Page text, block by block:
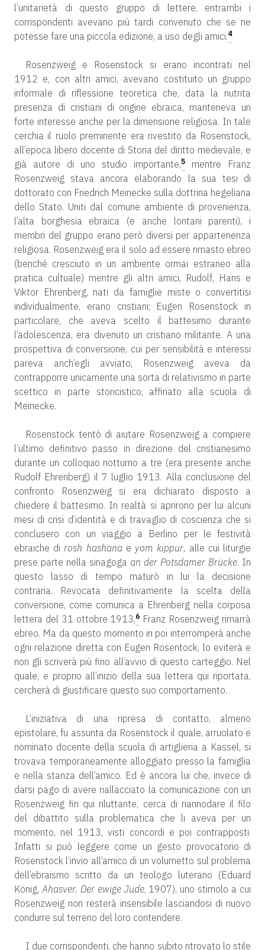
l’unitarietà di questo gruppo di lettere, entrambi i
corrispondenti avevano più tardi convenuto che se ne
potesse fare una piccola edizione, a uso degli amici.4
Rosenzweig e Rosenstock si erano incontrati nel
1912 e, con altri amici, avevano costituito un gruppo
informale di riflessione teoretica che, data la nutrita
presenza di cristiani di origine ebraica, manteneva un
forte interesse anche per la dimensione religiosa. In tale
cerchia il ruolo preminente era rivestito da Rosenstock,
all’epoca libero docente di Storia del diritto medievale, e
già autore di uno studio importante,5
mentre Franz
Rosenzweig stava ancora elaborando la sua tesi di
dottorato con Friedrich Meinecke sulla dottrina hegeliana
dello Stato. Uniti dal comune ambiente di provenienza,
l’alta borghesia ebraica (e anche lontani parenti), i
membri del gruppo erano però diversi per appartenenza
religiosa. Rosenzweig era il solo ad essere rimasto ebreo
(benché cresciuto in un ambiente ormai estraneo alla
pratica cultuale) mentre gli altri amici, Rudolf, Hans e
Viktor Ehrenberg, nati da famiglie miste o convertitisi
individualmente, erano cristiani; Eugen Rosenstock in
particolare, che aveva scelto il battesimo durante
l’adolescenza, era divenuto un cristiano militante. A una
prospettiva di conversione, cui per sensibilità e interessi
pareva anch’egli avviato, Rosenzweig aveva da
contrapporre unicamente una sorta di relativismo in parte
scettico in parte storicistico, affinato alla scuola di
Meinecke.
Rosenstock tentò di aiutare Rosenzweig a compiere
l’ultimo definitivo passo in direzione del cristianesimo
durante un colloquio notturno a tre (era presente anche
Rudolf Ehrenberg) il 7 luglio 1913. Alla conclusione del
confronto Rosenzweig si era dichiarato disposto a
chiedere il battesimo. In realtà si aprirono per lui alcuni
mesi di crisi d’identità e di travaglio di coscienza che si
conclusero con un viaggio a Berlino per le festività
ebraiche dirosh hashanae yom kippur, alle cui liturgie
prese parte nella sinagoga an der Potsdamer Brücke. In
questo lasso di tempo maturò in lui la decisione
contraria. Revocata definitivamente la scelta della
conversione, come comunica a Ehrenberg nella corposa
lettera del 31 ottobre 1913,6 Franz Rosenzweig rimarrà
ebreo. Ma da questo momento in poi interromperà anche
ogni relazione diretta con Eugen Rosentock, lo eviterà e
non gli scriverà più fino all’avvio di questo carteggio. Nel
quale, e proprio all’inizio della sua lettera qui riportata,
cercherà di giustificare questo suo comportamento.
L’iniziativa di una ripresa di contatto, almeno
epistolare, fu assunta da Rosenstock il quale, arruolato e
nominato docente della scuola di artiglieria a Kassel, si
trovava temporaneamente alloggiato presso la famiglia
e nella stanza dell’amico. Ed è ancora lui che, invece di
darsi pago di avere riallacciato la comunicazione con un
Rosenzweig fin qui riluttante, cerca di riannodare il filo
del dibattito sulla problematica che li aveva per un
momento, nel 1913, visti concordi e poi contrapposti.
Infatti si può leggere come un gesto provocatorio di
Rosenstock l’invio all’amico di un volumetto sul problema
dell’ebraismo scritto da un teologo luterano (Eduard
König, Ahasver. Der ewige Jude, 1907), uno stimolo a cui
Rosenzweig non resterà insensibile lasciandosi di nuovo
condurre sul terreno del loro contendere.
I due corrispondenti, che hanno subito ritrovato lo stile